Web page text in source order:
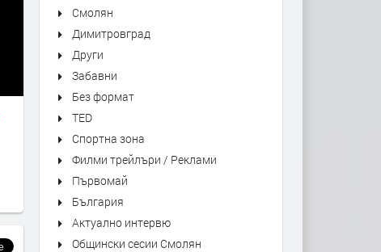
Смолян
Димитровград
Други
Забавни
Без формат
TED
Спортна зона
Филми трейлъри / Реклами
Първомай
България
Актуално интервю
Общински сесии Смолян